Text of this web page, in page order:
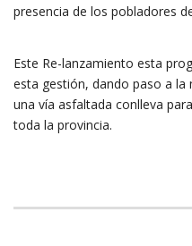
presencia de los pobladores
Este Re-lanzamiento esta
esta gestión, dando paso a
una vía asfaltada conlleva
toda la provincia.